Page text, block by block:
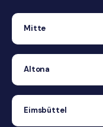
Mitte
Altona
Eimsbüttel